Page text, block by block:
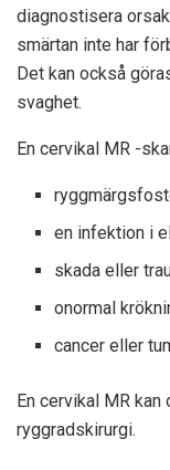
diagnostisera
smärtan inte har
Det kan också
svaghet.
En cervikal MR -
en infektion i
skada eller
onormal
cancer eller
En cervikal MR
ryggradskirurgi.